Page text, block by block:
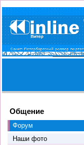
Общение
Форум
Наши фото